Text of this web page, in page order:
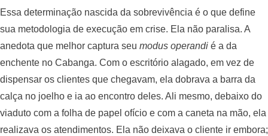
Essa determinação nascida da sobrevivência é o que define
sua metodologia de execução em crise. Ela não paralisa. A
anedota que melhor captura seu modus operandi é a da
enchente no Cabanga. Com o escritório alagado, em vez de
dispensar os clientes que chegavam, ela dobrava a barra da
calça no joelho e ia ao encontro deles. Ali mesmo, debaixo do
viaduto com a folha de papel ofício e com a caneta na mão, ela
realizava os atendimentos. Ela não deixava o cliente ir embora;